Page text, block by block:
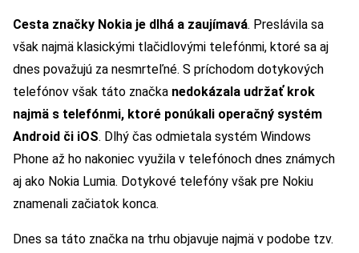
Cesta značky Nokia je dlhá a zaujímavá. Preslávila sa
však najmä klasickými tlačidlovými telefónmi, ktoré sa aj
dnes považujú za nesmrteľné. S príchodom dotykových
telefónov však táto značka nedokázala udržať krok
najmä s telefónmi, ktoré ponúkali operačný systém
Android či iOS. Dlhý čas odmietala systém Windows
Phone až ho nakoniec využila v telefónoch dnes známych
aj ako Nokia Lumia. Dotykové telefóny však pre Nokiu
znamenali začiatok konca.
Dnes sa táto značka na trhu objavuje najmä v podobe tzv.